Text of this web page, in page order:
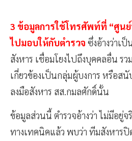
3 ข้อมูลการใช้โทรศัพท์ที่ “ศูน
ไปมอบให้กับตำรวจ ซึ่งอ้างว่าเ
สังหาร เชื่อมโยงไปถึงบุคคลอื่น ร
เกี่ยวข้องเป็นกลุ่มผู้บงการ หรือส
ลงมือสังหาร สส.กมลศักดิ์นั้น
ข้อมูลส่วนนี้ ตำรวจอ้างว่า ไม่มีอยู่จ
ทางเทคนิคแล้ว พบว่า ทีมสังหาร